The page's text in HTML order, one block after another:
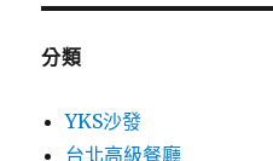
分類
YKS沙發
台北高級餐廳